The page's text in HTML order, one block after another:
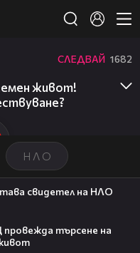
Н Л О
СЛЕДВАЙ 1682
живот!
свидетел на НЛО
търсене на